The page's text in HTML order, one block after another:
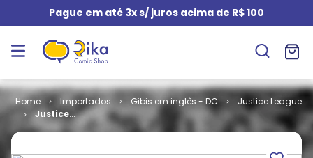
Pague em até 3x s/ juros acima de R$ 100
Importados Gibis em inglês - DC
Justice League
Justice
League
42